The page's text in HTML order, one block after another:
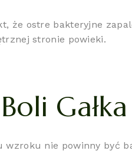
że ostre bakteryjne
stronie powieki.
nie powinny być